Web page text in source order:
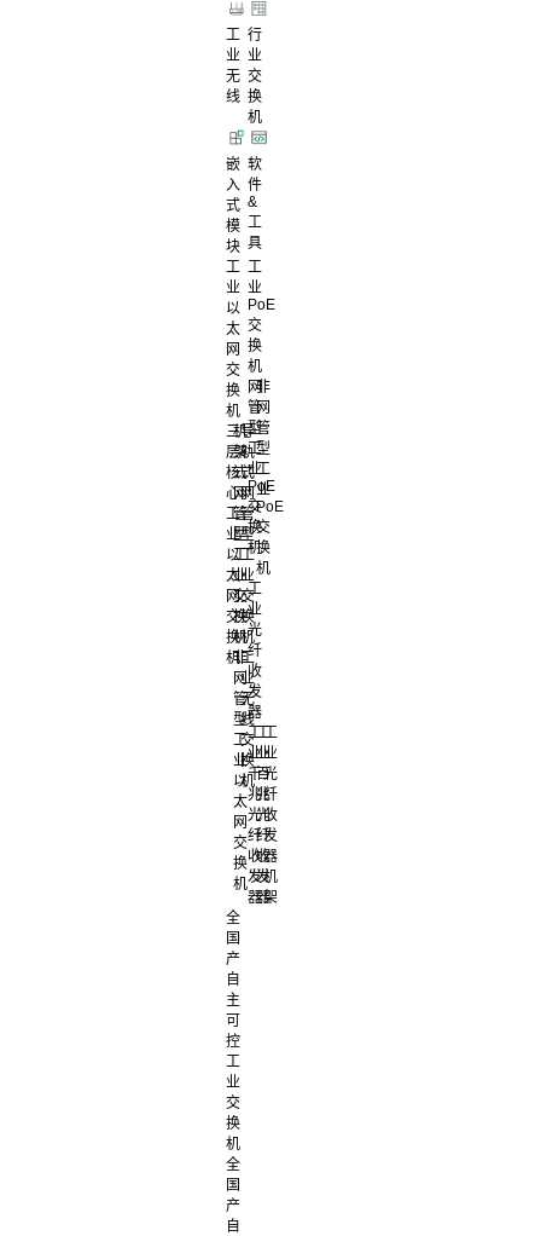
工
业
无
线
行
业
交
换
机
嵌
入
式
模
块
软
件
&
工
具
工
业
以
太
网
交
换
机
三
层
核
心
工
业
以
太
网
交
换
机
机
架
式
网
管
型
工
业
交
换
机
导
轨
式
网
管
型
工
业
交
换
机
非
网
管
型
工
业
以
太
网
交
换
机
工
业
无
线
交
换
机
工
业
PoE
交
换
机
网
管
型
工
业
PoE
交
换
机
非
网
管
型
工
业
PoE
交
换
机
工
业
光
纤
收
发
器
工
业
千
兆
光
纤
收
发
器
工
业
百
兆
光
纤
收
发
器
工
业
光
纤
收
发
器
机
架
全
国
产
自
主
可
控
工
业
交
换
机
全
国
产
自